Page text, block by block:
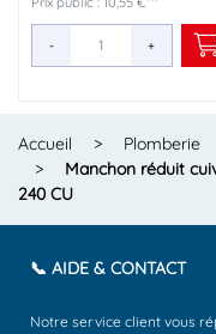
- +
- +
- +
- +
- +
- +
- +
- +
- +
- +
- +
- +
- +
- +
- +
Accueil > Plomberie
>
Manchon réduit
240 CU
📞 AIDE & CONTACT
Notre service client vous